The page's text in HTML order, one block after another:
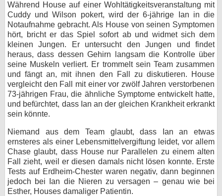
Während House auf einer Wohltätigkeitsveranstaltung mit
Cuddy und Wilson pokert, wird der 6-jährige Ian in die
Notaufnahme gebracht. Als House von seinen Symptomen
hört, bricht er das Spiel sofort ab und widmet sich dem
kleinen Jungen. Er untersucht den Jungen und findet
heraus, dass dessen Gehirn langsam die Kontrolle über
seine Muskeln verliert. Er trommelt sein Team zusammen
und fängt an, mit ihnen den Fall zu diskutieren. House
vergleicht den Fall mit einer vor zwölf Jahren verstorbenen
73-jährigen Frau, die ähnliche Symptome entwickelt hatte,
und befürchtet, dass Ian an der gleichen Krankheit erkrankt
sein könnte.
Niemand aus dem Team glaubt, dass Ian an etwas
ernsteres als einer Lebensmittelvergiftung leidet, vor allem
Chase glaubt, dass House nur Parallelen zu einem alten
Fall zieht, weil er diesen damals nicht lösen konnte. Erste
Tests auf Erdheim-Chester waren negativ, dann beginnen
jedoch bei Ian die Nieren zu versagen – genau wie bei
Esther, Houses damaliger Patientin.
Impressum
Desktop-Ansicht
myFanbase